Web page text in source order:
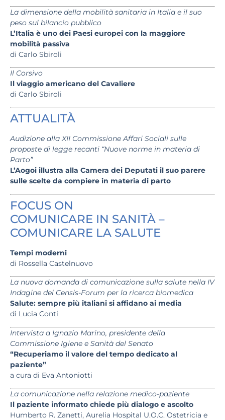
La dimensione della mobilità sanitaria in Italia e il suo
peso sul bilancio pubblico
L’Italia è uno dei Paesi europei con la maggiore
mobilità passiva
di Carlo Sbiroli
Il Corsivo
Il viaggio americano del Cavaliere
di Carlo Sbiroli
ATTUALITÀ
Audizione alla XII Commissione Affari Sociali sulle
proposte di legge recanti “Nuove norme in materia di
Parto”
L’Aogoi illustra alla Camera dei Deputati il suo parere
sulle scelte da compiere in materia di parto
FOCUS ON
COMUNICARE IN SANITÀ –
COMUNICARE LA SALUTE
Tempi moderni
di Rossella Castelnuovo
La nuova domanda di comunicazione sulla salute nella IV
Indagine del Censis-Forum per la ricerca biomedica
Salute: sempre più italiani si affidano ai media
di Lucia Conti
Intervista a Ignazio Marino, presidente della
Commissione Igiene e Sanità del Senato
“Recuperiamo il valore del tempo dedicato al
paziente”
a cura di Eva Antoniotti
La comunicazione nella relazione medico-paziente
Il paziente informato chiede più dialogo e ascolto
Humberto R. Zanetti, Aurelia Hospital U.O.C. Ostetricia e